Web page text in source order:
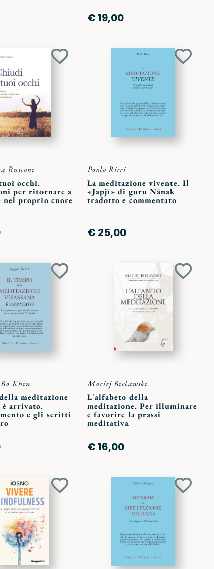
€ 19,00
Aggiungi
Rusconi
occhi.
per ritornare a
nel proprio cuore
Paolo Ricci
La meditazione vivente. Il
«Japjī» di guru Nānak
tradotto e commentato
€ 25,00
Aggiungi
Khin
meditazione
è arrivato.
e gli scritti
Maciej Bielawski
L'alfabeto della
meditazione. Per illuminare
e favorire la prassi
meditativa
€ 16,00
Aggiungi